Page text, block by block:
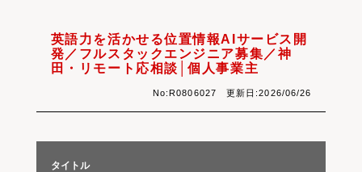
英語力を活かせる位置情報AIサービス開
発／フルスタックエンジニア募集／神
田・リモート応相談│個人事業主
No:R0806027 更新日:2026/06/26
タイトル